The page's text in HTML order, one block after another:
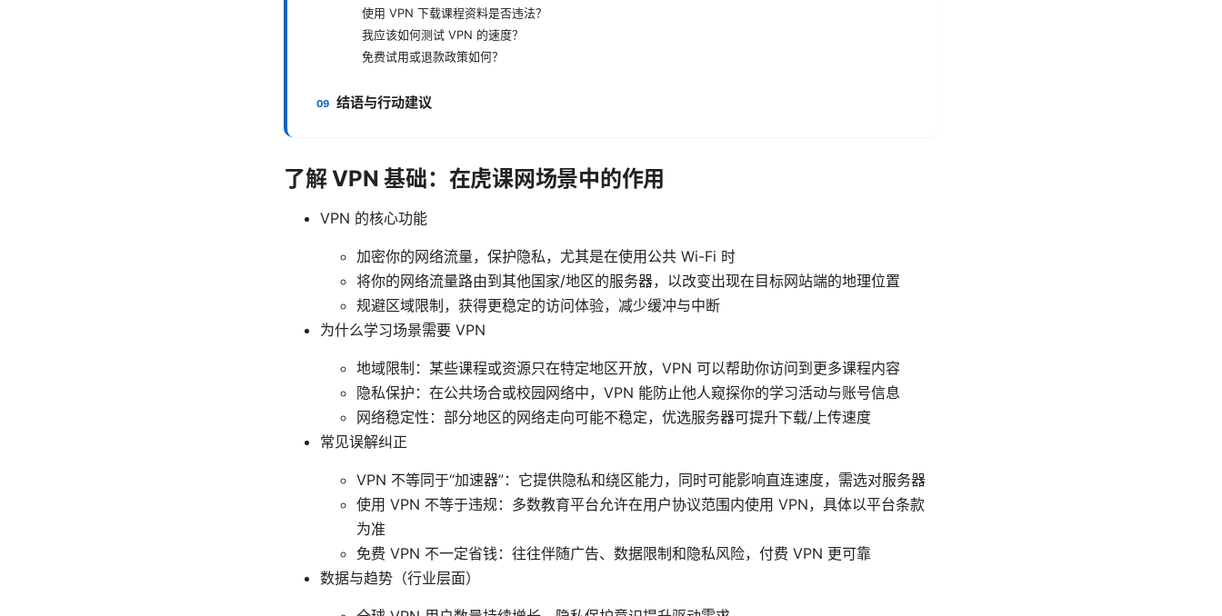
使用 VPN 下载课程资料是否违法？
我应该如何测试 VPN 的速度？
免费试用或退款政策如何？
结语与行动建议
了解 VPN 基础：在虎课网场景中的作用
VPN 的核心功能
加密你的网络流量，保护隐私，尤其是在使用公共 Wi-Fi 时
将你的网络流量路由到其他国家/地区的服务器，以改变出现在目标网站端的地理位置
规避区域限制，获得更稳定的访问体验，减少缓冲与中断
为什么学习场景需要 VPN
地域限制：某些课程或资源只在特定地区开放，VPN 可以帮助你访问到更多课程内容
隐私保护：在公共场合或校园网络中，VPN 能防止他人窥探你的学习活动与账号信息
网络稳定性：部分地区的网络走向可能不稳定，优选服务器可提升下载/上传速度
常见误解纠正
VPN 不等同于“加速器”：它提供隐私和绕区能力，同时可能影响直连速度，需选对服务器
使用 VPN 不等于违规：多数教育平台允许在用户协议范围内使用 VPN，具体以平台条款
为准
免费 VPN 不一定省钱：往往伴随广告、数据限制和隐私风险，付费 VPN 更可靠
数据与趋势（行业层面）